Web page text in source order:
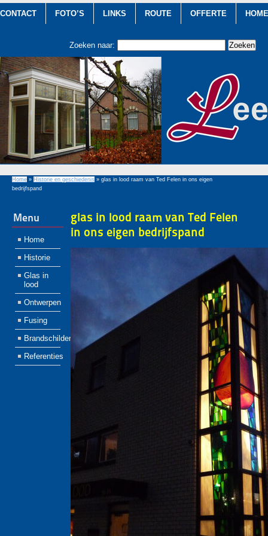
CONTACT FOTO’S LINKS ROUTE OFFERTE HOME
Zoeken naar:
Home » Historie en geschiedenis » glas in lood raam van Ted Felen in ons eigen
bedrijfspand
Menu
Home
Historie
Glas in
lood
Ontwerpen
Fusing
Brandschilderen
Referenties
glas in lood raam van Ted Felen
in ons eigen bedrijfspand